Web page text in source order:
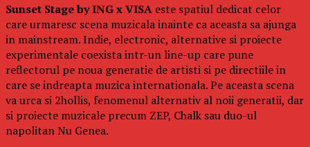
Sunset Stage by ING x VISA este spatiul dedicat celor
care urmaresc scena muzicala inainte ca aceasta sa ajunga
in mainstream. Indie, electronic, alternative si proiecte
experimentale coexista intr-un line-up care pune
reflectorul pe noua generatie de artisti si pe directiile in
care se indreapta muzica internationala. Pe aceasta scena
va urca si 2hollis, fenomenul alternativ al noii generatii, dar
si proiecte muzicale precum ZEP, Chalk sau duo-ul
napolitan Nu Genea.